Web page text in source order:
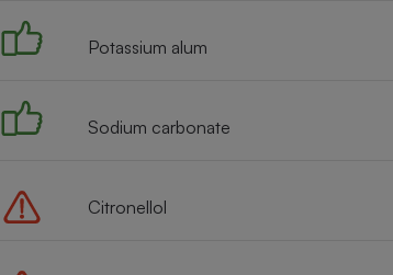
Potassium alum
Sodium carbonate
Citronellol